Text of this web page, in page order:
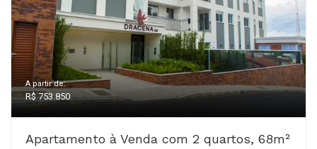
A partir de:
R$ 753.850
Apartamento à Venda com 2 quartos, 68m²